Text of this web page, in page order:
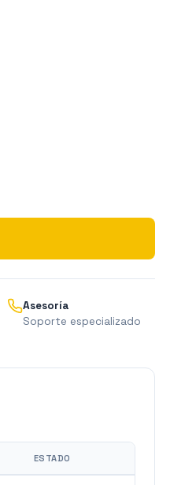
Asesoría
Soporte especializado
ESTADO